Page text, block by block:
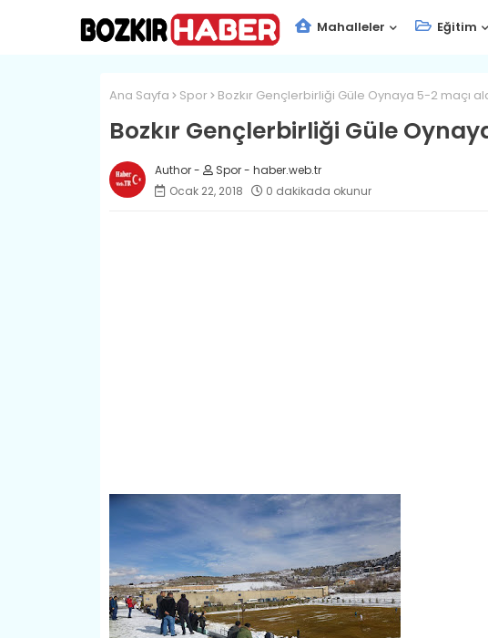
Mahalleler Eğitim
Ana Sayfa Spor Bozkır Gençlerbirliği Güle Oynaya 5-2 maçı
Bozkır Gençlerbirliği Güle
Spor - haber.web.tr
Ocak 22, 2018
0 dakikada okunur